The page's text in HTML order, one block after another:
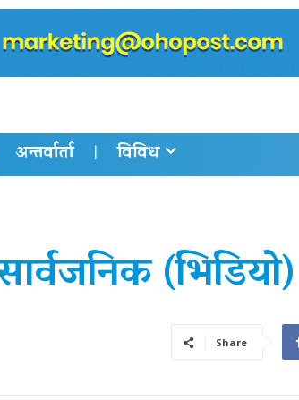
अन्तर्वार्ता विविध
(भिडियो)
Share